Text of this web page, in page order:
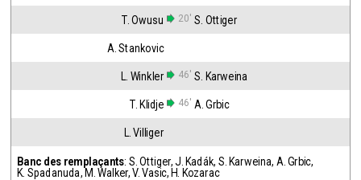
T. Owusu 20' S. Ottiger
A. Stankovic
L. Winkler 46' S. Karweina
T. Klidje 46' A. Grbic
L. Villiger
Banc des remplaçants: S. Ottiger,J. Kadák, S. Karweina, A. Grbic,
K. Spadanuda, M. Walker,V. Vasic, H. Kozarac